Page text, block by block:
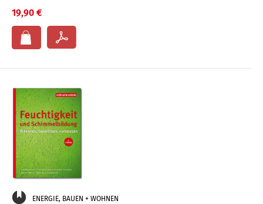
19,90 €
ENERGIE, BAUEN + WOHNEN